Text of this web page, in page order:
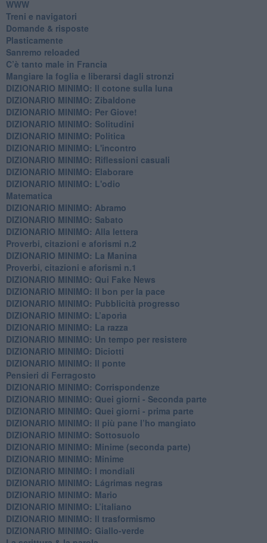
WWW
​Treni e navigatori
​Domande & risposte
​Plasticamente
Sanremo reloaded
C’è tanto male in Francia
​Mangiare la foglia e liberarsi dagli stronzi
DIZIONARIO MINIMO: Il cotone sulla luna
DIZIONARIO MINIMO: Zibaldone
DIZIONARIO MINIMO: Per Giove!
DIZIONARIO MINIMO: Solitudini
DIZIONARIO MINIMO: Politica
DIZIONARIO MINIMO: L'incontro
DIZIONARIO MINIMO: Riflessioni casuali
DIZIONARIO MINIMO: Elaborare
DIZIONARIO MINIMO: L'odio
​Matematica
DIZIONARIO MINIMO: Abramo
DIZIONARIO MINIMO: Sabato
​DIZIONARIO MINIMO: Alla lettera
Proverbi, citazioni e aforismi n.2
DIZIONARIO MINIMO: La Manina
​Proverbi, citazioni e aforismi n.1
DIZIONARIO MINIMO: Qui Fake News
DIZIONARIO MINIMO: ​Il bon per la pace
DIZIONARIO MINIMO: Pubblicità progresso
DIZIONARIO MINIMO: L’aporìa
DIZIONARIO MINIMO: La razza
DIZIONARIO MINIMO: Un tempo per resistere
DIZIONARIO MINIMO: Diciotti
DIZIONARIO MINIMO: Il ponte
Pensieri di Ferragosto
DIZIONARIO MINIMO: Corrispondenze
DIZIONARIO MINIMO: Quei giorni - Seconda parte
DIZIONARIO MINIMO: Quei giorni - prima parte
DIZIONARIO MINIMO: Il più pane l’ho mangiato
DIZIONARIO MINIMO: Sottosuolo
DIZIONARIO MINIMO: Minime (seconda parte)
DIZIONARIO MINIMO: Minime
DIZIONARIO MINIMO: ​I mondiali
DIZIONARIO MINIMO: ​Lágrimas negras
DIZIONARIO MINIMO: Mario
DIZIONARIO MINIMO: L’italiano
DIZIONARIO MINIMO: Il trasformismo
DIZIONARIO MINIMO: Giallo-verde